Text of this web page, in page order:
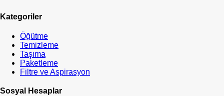
Kategoriler
Öğütme
Temizleme
Taşıma
Paketleme
Filtre ve Aspirasyon
Sosyal Hesaplar